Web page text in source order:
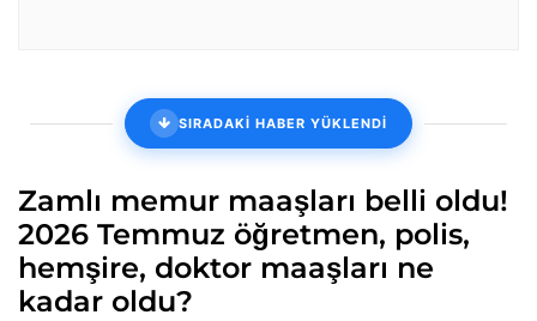
SIRADAKİ HABER YÜKLENDİ
Zamlı memur maaşları belli oldu!
2026 Temmuz öğretmen, polis,
hemşire, doktor maaşları ne
kadar oldu?